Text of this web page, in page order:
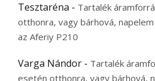
Tesztaréna - Tartalék
otthonra, vagy bárhová,
az Aferiy P210
Varga Nándor - Tartalék
esetén otthonra, vagy bárhová,